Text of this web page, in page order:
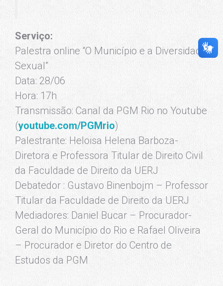
Serviço:
Palestra online “O Município e a Diversidade
Sexual”
Data: 28/06
Hora: 17h
Transmissão: Canal da PGM Rio no Youtube
(youtube.com/PGMrio)
Palestrante: Heloisa Helena Barboza-
Diretora e Professora Titular de Direito Civil
da Faculdade de Direito da UERJ
Debatedor : Gustavo Binenbojm – Professor
Titular da Faculdade de Direito da UERJ
Mediadores: Daniel Bucar – Procurador-
Geral do Município do Rio e Rafael Oliveira
– Procurador e Diretor do Centro de
Estudos da PGM